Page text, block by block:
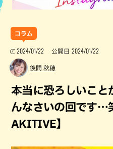
コラム
2024/01/22 公開日 2024/01/22
後間 秋穂
本当に恐ろしいこと
んなさいの回です…
AKITIVE】